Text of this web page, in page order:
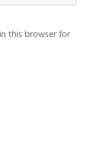
this browser for